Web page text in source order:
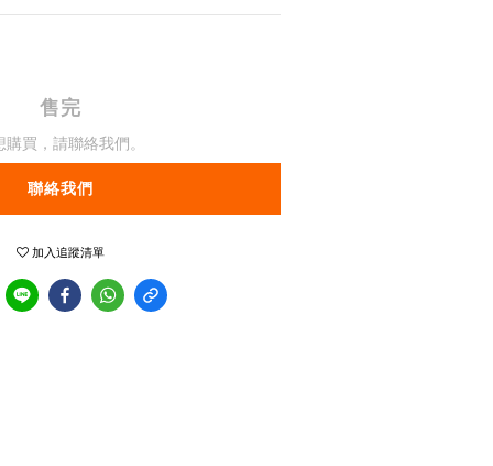
售完
購買，請聯絡我們。
聯絡我們
加入追蹤清單